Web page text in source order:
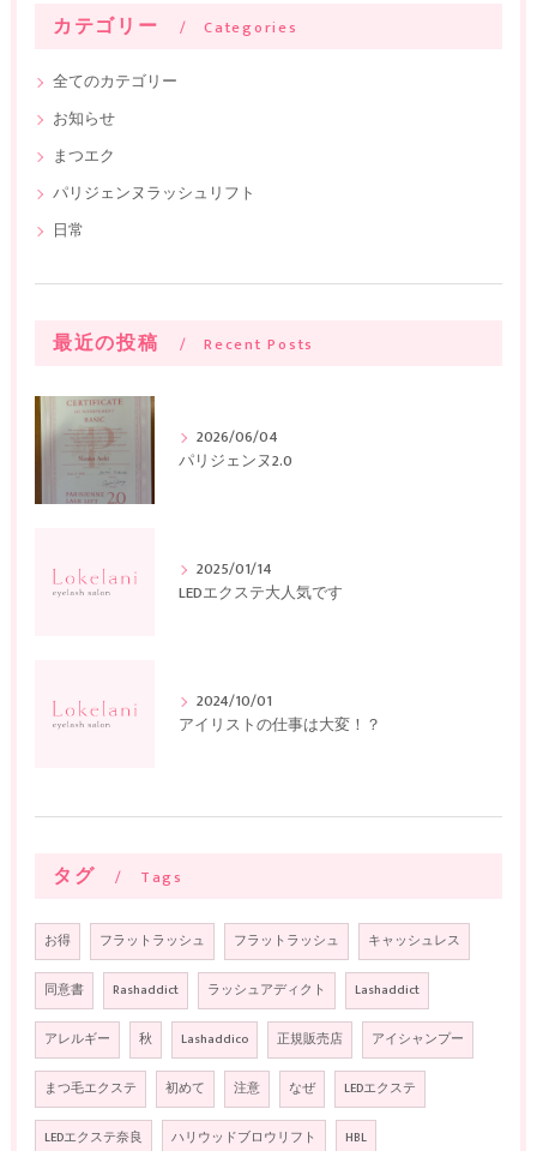
カテゴリー Categories
全てのカテゴリー
お知らせ
まつエク
パリジェンヌラッシュリフト
日常
最近の投稿 Recent Posts
2026/06/04
パリジェンヌ2.0
2025/01/14
LEDエクステ大人気です
2024/10/01
アイリストの仕事は大変！？
タグ Tags
お得 フラットラッシュ フラットラッシュ キャッシュレス
同意書 Rashaddict ラッシュアディクト Lashaddict
アレルギー 秋 Lashaddico 正規販売店 アイシャンプー
まつ毛エクステ 初めて 注意 なぜ LEDエクステ
LEDエクステ奈良 ハリウッドブロウリフト HBL